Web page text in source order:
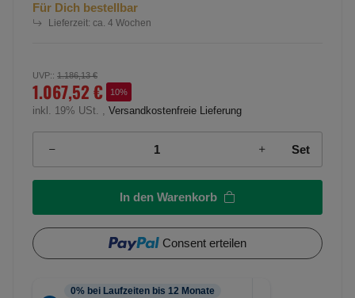
Für Dich bestellbar
Lieferzeit: ca. 4 Wochen
UVP:: 1.186,13 €
1.067,52 € 10%
inkl. 19% USt. , Versandkostenfreie Lieferung
Set
In den Warenkorb
Consent erteilen